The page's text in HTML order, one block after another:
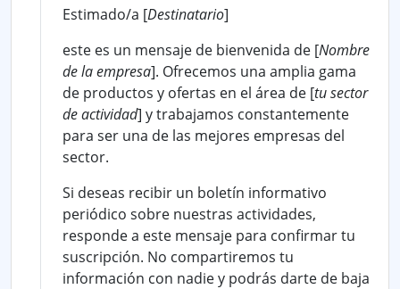
Estimado/a [Destinatario]
este es un mensaje de bienvenida de [Nombre
de la empresa]. Ofrecemos una amplia gama
de productos y ofertas en el área de [tu sector
de actividad] y trabajamos constantemente
para ser una de las mejores empresas del
sector.
Si deseas recibir un boletín informativo
periódico sobre nuestras actividades,
responde a este mensaje para confirmar tu
suscripción. No compartiremos tu
información con nadie y podrás darte de baja